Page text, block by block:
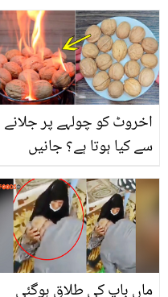
نے بیٹے کی پرورش میں کیا
کچھ سہا؟ پہلی بار بول
پڑیں
اخروٹ کو چولہے پر جلانے
سے کیا ہوتا ہے؟ جانیں
ایسی جادوئی ٹپ جو
بچوں اور بڑوں دونوں کے
بہت کام آئے
ماں باپ کی طلاق ہوگئی